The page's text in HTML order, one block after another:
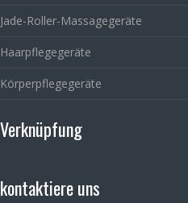
Jade-Roller-Massagegeräte
Haarpflegegeräte
Körperpflegegeräte
Verknüpfung
kontaktiere uns